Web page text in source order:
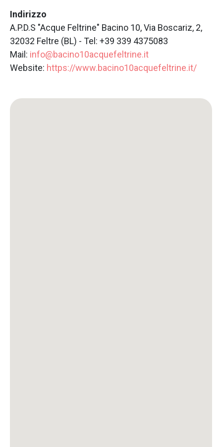
Indirizzo
A.P.D.S "Acque Feltrine" Bacino 10, Via Boscariz, 2,
32032 Feltre (BL) - Tel: +39 339 4375083
Mail: info@bacino10acquefeltrine.it
Website: https://www.bacino10acquefeltrine.it/